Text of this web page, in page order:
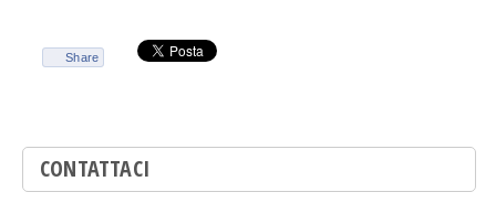
Share
CONTATTACI